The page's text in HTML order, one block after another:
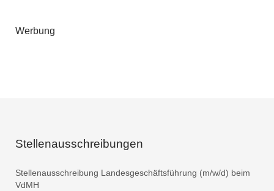
Werbung
Stellenausschreibungen
Stellenausschreibung Landesgeschäftsführung (m/w/d) beim
VdMH